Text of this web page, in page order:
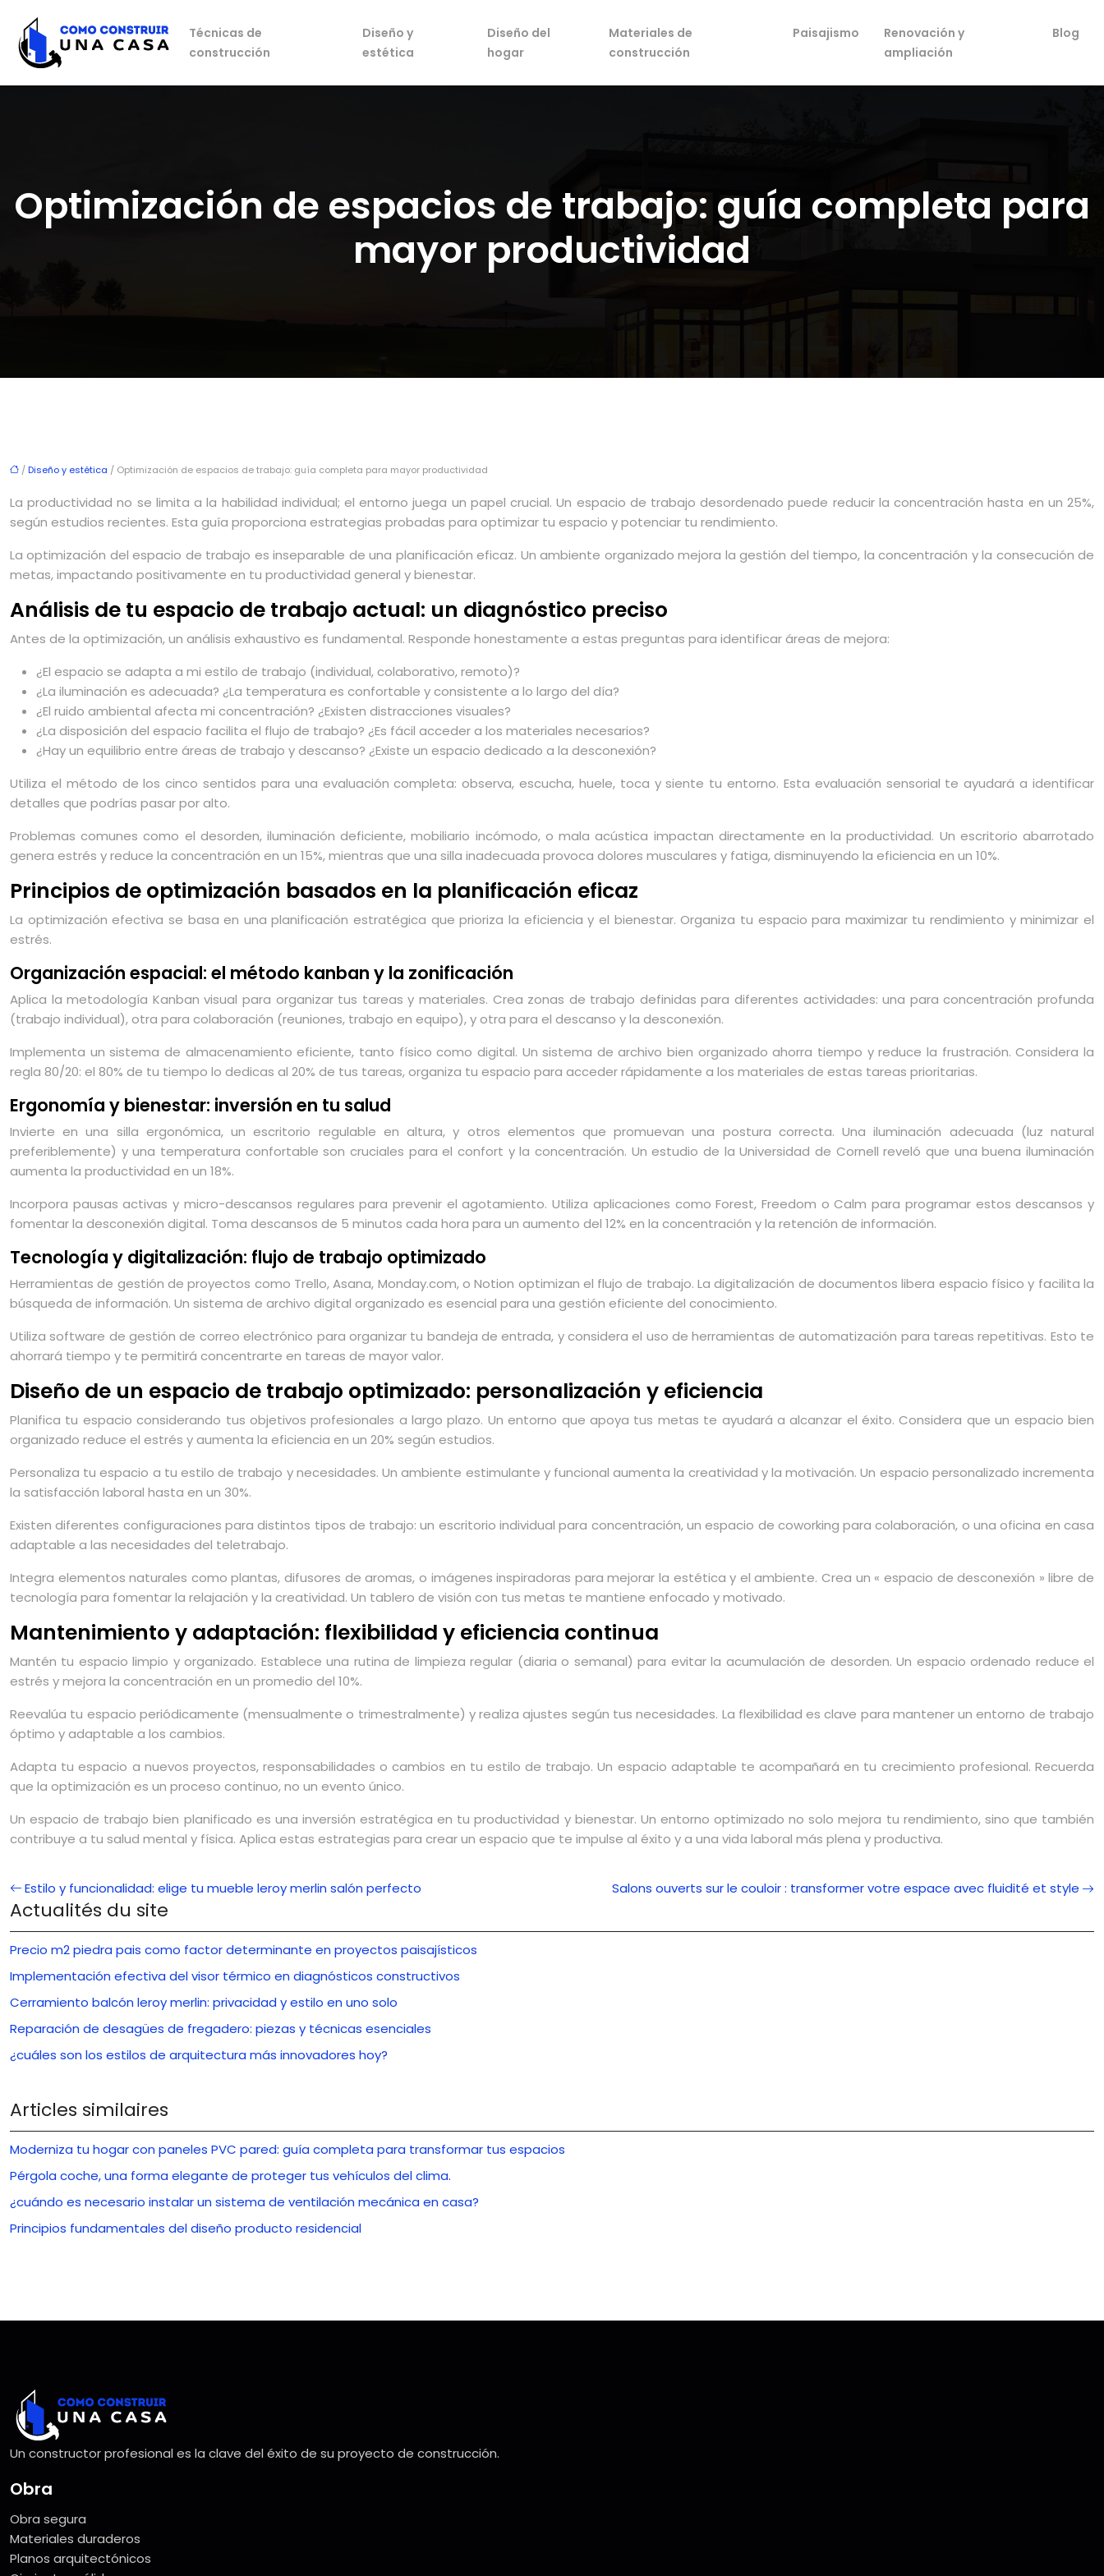
Técnicas de
construcción
Diseño y
estética
Diseño del
hogar
Materiales de
construcción
Paisajismo
Renovación y
ampliación
Blog
Optimización de espacios de trabajo: guía completa para
mayor productividad
/ Diseño y estética / Optimización de espacios de trabajo: guía completa para mayor productividad
La productividad no se limita a la habilidad individual; el entorno juega un papel crucial. Un espacio de trabajo desordenado puede reducir la concentración hasta en un 25%,
según estudios recientes. Esta guía proporciona estrategias probadas para optimizar tu espacio y potenciar tu rendimiento.
La optimización del espacio de trabajo es inseparable de una planificación eficaz. Un ambiente organizado mejora la gestión del tiempo, la concentración y la consecución de
metas, impactando positivamente en tu productividad general y bienestar.
Análisis de tu espacio de trabajo actual: un diagnóstico preciso
Antes de la optimización, un análisis exhaustivo es fundamental. Responde honestamente a estas preguntas para identificar áreas de mejora:
¿El espacio se adapta a mi estilo de trabajo (individual, colaborativo, remoto)?
¿La iluminación es adecuada? ¿La temperatura es confortable y consistente a lo largo del día?
¿El ruido ambiental afecta mi concentración? ¿Existen distracciones visuales?
¿La disposición del espacio facilita el flujo de trabajo? ¿Es fácil acceder a los materiales necesarios?
¿Hay un equilibrio entre áreas de trabajo y descanso? ¿Existe un espacio dedicado a la desconexión?
Utiliza el método de los cinco sentidos para una evaluación completa: observa, escucha, huele, toca y siente tu entorno. Esta evaluación sensorial te ayudará a identificar
detalles que podrías pasar por alto.
Problemas comunes como el desorden, iluminación deficiente, mobiliario incómodo, o mala acústica impactan directamente en la productividad. Un escritorio abarrotado
genera estrés y reduce la concentración en un 15%, mientras que una silla inadecuada provoca dolores musculares y fatiga, disminuyendo la eficiencia en un 10%.
Principios de optimización basados en la planificación eficaz
La optimización efectiva se basa en una planificación estratégica que prioriza la eficiencia y el bienestar. Organiza tu espacio para maximizar tu rendimiento y minimizar el
estrés.
Organización espacial: el método kanban y la zonificación
Aplica la metodología Kanban visual para organizar tus tareas y materiales. Crea zonas de trabajo definidas para diferentes actividades: una para concentración profunda
(trabajo individual), otra para colaboración (reuniones, trabajo en equipo), y otra para el descanso y la desconexión.
Implementa un sistema de almacenamiento eficiente, tanto físico como digital. Un sistema de archivo bien organizado ahorra tiempo y reduce la frustración. Considera la
regla 80/20: el 80% de tu tiempo lo dedicas al 20% de tus tareas, organiza tu espacio para acceder rápidamente a los materiales de estas tareas prioritarias.
Ergonomía y bienestar: inversión en tu salud
Invierte en una silla ergonómica, un escritorio regulable en altura, y otros elementos que promuevan una postura correcta. Una iluminación adecuada (luz natural
preferiblemente) y una temperatura confortable son cruciales para el confort y la concentración. Un estudio de la Universidad de Cornell reveló que una buena iluminación
aumenta la productividad en un 18%.
Incorpora pausas activas y micro-descansos regulares para prevenir el agotamiento. Utiliza aplicaciones como Forest, Freedom o Calm para programar estos descansos y
fomentar la desconexión digital. Toma descansos de 5 minutos cada hora para un aumento del 12% en la concentración y la retención de información.
Tecnología y digitalización: flujo de trabajo optimizado
Herramientas de gestión de proyectos como Trello, Asana, Monday.com, o Notion optimizan el flujo de trabajo. La digitalización de documentos libera espacio físico y facilita la
búsqueda de información. Un sistema de archivo digital organizado es esencial para una gestión eficiente del conocimiento.
Utiliza software de gestión de correo electrónico para organizar tu bandeja de entrada, y considera el uso de herramientas de automatización para tareas repetitivas. Esto te
ahorrará tiempo y te permitirá concentrarte en tareas de mayor valor.
Diseño de un espacio de trabajo optimizado: personalización y eficiencia
Planifica tu espacio considerando tus objetivos profesionales a largo plazo. Un entorno que apoya tus metas te ayudará a alcanzar el éxito. Considera que un espacio bien
organizado reduce el estrés y aumenta la eficiencia en un 20% según estudios.
Personaliza tu espacio a tu estilo de trabajo y necesidades. Un ambiente estimulante y funcional aumenta la creatividad y la motivación. Un espacio personalizado incrementa
la satisfacción laboral hasta en un 30%.
Existen diferentes configuraciones para distintos tipos de trabajo: un escritorio individual para concentración, un espacio de coworking para colaboración, o una oficina en casa
adaptable a las necesidades del teletrabajo.
Integra elementos naturales como plantas, difusores de aromas, o imágenes inspiradoras para mejorar la estética y el ambiente. Crea un « espacio de desconexión » libre de
tecnología para fomentar la relajación y la creatividad. Un tablero de visión con tus metas te mantiene enfocado y motivado.
Mantenimiento y adaptación: flexibilidad y eficiencia continua
Mantén tu espacio limpio y organizado. Establece una rutina de limpieza regular (diaria o semanal) para evitar la acumulación de desorden. Un espacio ordenado reduce el
estrés y mejora la concentración en un promedio del 10%.
Reevalúa tu espacio periódicamente (mensualmente o trimestralmente) y realiza ajustes según tus necesidades. La flexibilidad es clave para mantener un entorno de trabajo
óptimo y adaptable a los cambios.
Adapta tu espacio a nuevos proyectos, responsabilidades o cambios en tu estilo de trabajo. Un espacio adaptable te acompañará en tu crecimiento profesional. Recuerda
que la optimización es un proceso continuo, no un evento único.
Un espacio de trabajo bien planificado es una inversión estratégica en tu productividad y bienestar. Un entorno optimizado no solo mejora tu rendimiento, sino que también
contribuye a tu salud mental y física. Aplica estas estrategias para crear un espacio que te impulse al éxito y a una vida laboral más plena y productiva.
Estilo y funcionalidad: elige tu mueble leroy merlin salón perfecto Salons ouverts sur le couloir : transformer votre espace avec fluidité et style
Actualités du site
Precio m2 piedra pais como factor determinante en proyectos paisajísticos
Implementación efectiva del visor térmico en diagnósticos constructivos
Cerramiento balcón leroy merlin: privacidad y estilo en uno solo
Reparación de desagües de fregadero: piezas y técnicas esenciales
¿cuáles son los estilos de arquitectura más innovadores hoy?
Articles similaires
Moderniza tu hogar con paneles PVC pared: guía completa para transformar tus espacios
Pérgola coche, una forma elegante de proteger tus vehículos del clima.
¿cuándo es necesario instalar un sistema de ventilación mecánica en casa?
Principios fundamentales del diseño producto residencial
Un constructor profesional es la clave del éxito de su proyecto de construcción.
Obra
Obra segura
Materiales duraderos
Planos arquitectónicos